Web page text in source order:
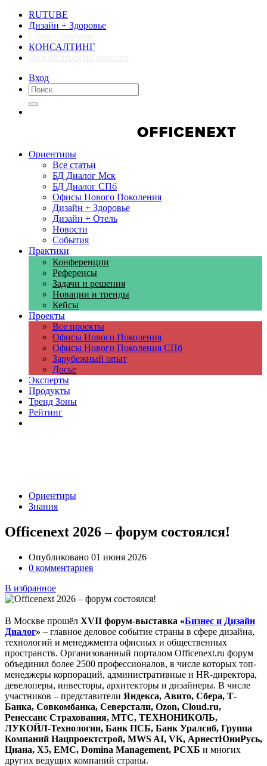
RUTUBE
Дизайн + Здоровье
КОНСАЛТИНГ
Вход
Ориентиры
Все статьи
БД Диалог Мск
БД Диалог СПб
Офисы Нового Поколения
Дизайн + Здоровье
Дизайн + Отель
Новости
События
Практики
Конференции
Референсы
Задачи и решения
Новации и тренды
Кейсы
Проекты
Все проекты
Офисы Нового Поколения
Офисы Нового Поколения СПб
Зарубежный опыт
Досье
Эксперты
Продукты
Тренд Зоны
Рейтинг
Ориентиры
Знания
Officenext 2026 – форум состоялся!
Опубликовано 01 июня 2026
0 комментариев
В избранное
В Москве прошёл XVII форум-выставка «Бизнес и Дизайн
Диалог» – главное деловое событие страны в сфере дизайна,
технологий и менеджмента офисных и общественных
пространств. Организованный порталом Officenext.ru форум
объединил более 2500 профессионалов, в числе которых топ-
менеджеры корпораций, административные и HR-директора,
девелоперы, инвесторы, архитекторы и дизайнеры. В числе
участников – представители Яндекса, Авито, Сбера, Т-
Банка, Совкомбанка, Северстали, Ozon, Cloud.ru,
Ренессанс Страхования, МТС, ТЕХНОНИКОЛЬ,
ЛУКОЙЛ-Технологии, Банк ПСБ, Банк Уралсиб, Группа
Компаний Нацпроектстрой, MWS AI, VK, АрнестЮниРусь,
Циана, Х5, EMC, Domina Management, РСХБ и многих
других ведущих компаний страны.